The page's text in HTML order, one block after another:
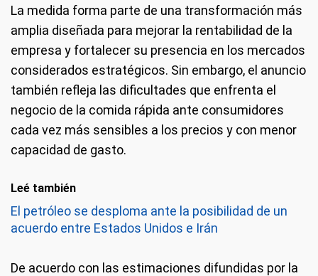
La medida forma parte de una transformación más
amplia diseñada para mejorar la rentabilidad de la
empresa y fortalecer su presencia en los mercados
considerados estratégicos. Sin embargo, el anuncio
también refleja las dificultades que enfrenta el
negocio de la comida rápida ante consumidores
cada vez más sensibles a los precios y con menor
capacidad de gasto.
Leé también
El petróleo se desploma ante la posibilidad de un
acuerdo entre Estados Unidos e Irán
De acuerdo con las estimaciones difundidas por la